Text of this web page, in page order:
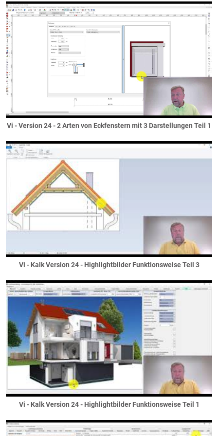
Decken
Bodenplatten
Decken neben dem Haus
Haupgeschossdecken
Ringanker
versetzte Ebenen
Elektro
Elektroanschlüsse
Elektroinstallation
Deckenuntersichten
Faschen
Fassadenteilflächen
Gaubenfassade
Grenadierschichten
Fundamentierung
... unter dem Haus
... unter Nebengebäuden
... unter Stützen / Säulen
... unter Wänden
Gauben
Dreiecks- / Spitzgaube
Flachdachgaube
Krüppelwlamgaube
Satteldachgaube
Schleppgaube
Tonnengaube
Walmgaube
Vi - Version 24 - 2 Arten von Eckfenstern mit 3 Darstellungen Teil 1
Vi - Kalk Version 24 - Highlightbilder Funktionsweise Teil 3
Vi - Kalk Version 24 - Highlightbilder Funktionsweise Teil 1